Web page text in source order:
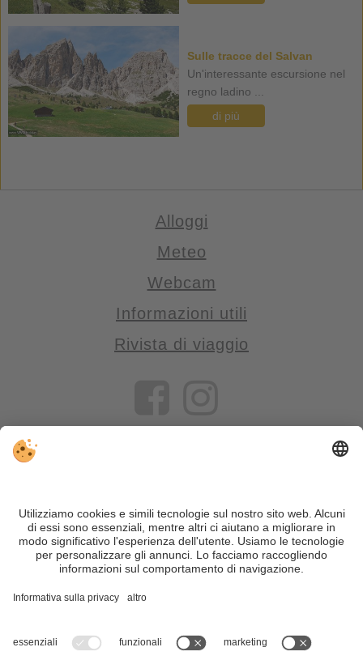
Sulle tracce del Salvan
Un'interessante escursione nel
regno ladino ...
di più
Alloggi
Meteo
Webcam
Informazioni utili
Rivista di viaggio
VIVOSüdtirol è il portale di viaggio per chi desidera vivere il
Trentino Alto Adige davvero – con consigli autentici, alloggi e
offerte su misura.
Nonostante il lavoro accurato e il costante aggiornamento dei
motivi di sicurezza, si prega di verificare chiedendo